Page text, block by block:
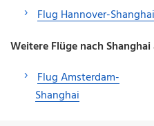
Flug Hannover-Shanghai
Weitere Flüge nach
Flug Amsterdam-
Shanghai